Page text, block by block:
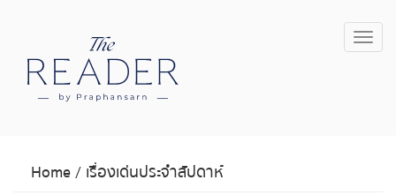
Home/ เรื่องเด่นประจำสัปดาห์